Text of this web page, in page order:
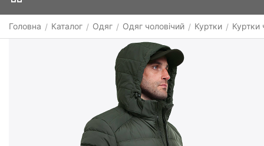
Головна / Каталог / Одяг / Одяг чоловічий / Куртки / Куртки